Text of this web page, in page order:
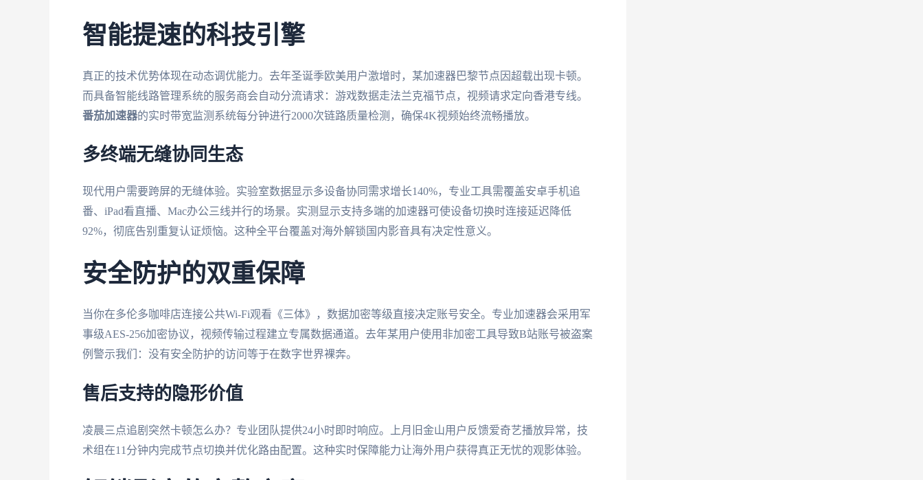
智能提速的科技引擎
真正的技术优势体现在动态调优能力。去年圣诞季欧美用户激增时，某加速器巴黎节点因超载出现卡顿。
而具备智能线路管理系统的服务商会自动分流请求：游戏数据走法兰克福节点，视频请求定向香港专线。
番茄加速器的实时带宽监测系统每分钟进行2000次链路质量检测，确保4K视频始终流畅播放。
多终端无缝协同生态
现代用户需要跨屏的无缝体验。实验室数据显示多设备协同需求增长140%，专业工具需覆盖安卓手机追
番、iPad看直播、Mac办公三线并行的场景。实测显示支持多端的加速器可使设备切换时连接延迟降低
92%，彻底告别重复认证烦恼。这种全平台覆盖对海外解锁国内影音具有决定性意义。
安全防护的双重保障
当你在多伦多咖啡店连接公共Wi-Fi观看《三体》，数据加密等级直接决定账号安全。专业加速器会采用军
事级AES-256加密协议，视频传输过程建立专属数据通道。去年某用户使用非加密工具导致B站账号被盗案
例警示我们：没有安全防护的访问等于在数字世界裸奔。
售后支持的隐形价值
凌晨三点追剧突然卡顿怎么办？专业团队提供24小时即时响应。上月旧金山用户反馈爱奇艺播放异常，技
术组在11分钟内完成节点切换并优化路由配置。这种实时保障能力让海外用户获得真正无忧的观影体验。